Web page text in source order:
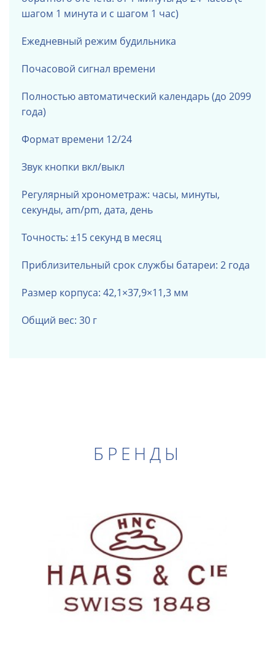
шагом 1 минута и с шагом 1 час)
Ежедневный режим будильника
Почасовой сигнал времени
Полностью автоматический календарь (до 2099
года)
Формат времени 12/24
Звук кнопки вкл/выкл
Регулярный хронометраж: часы, минуты,
секунды, am/pm, дата, день
Точность: ±15 секунд в месяц
Приблизительный срок службы батареи: 2 года
Размер корпуса: 42,1×37,9×11,3 мм
Общий вес: 30 г
БРЕНДЫ